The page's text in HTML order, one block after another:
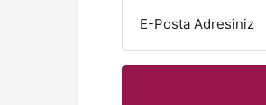
E-Posta Adresiniz